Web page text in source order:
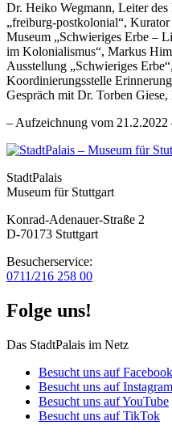
Dr. Heiko Wegmann, Leiter
„freiburg-postkolonial“,
Museum „Schwieriges Erbe –
im Kolonialismus“, Markus
Ausstellung „Schwieriges
Koordinierungsstelle
Gespräch mit Dr. Torben
– Aufzeichnung vom 21.2.2022
StadtPalais
Museum für Stuttgart
Konrad-Adenauer-Straße 2
D-70173 Stuttgart
Besucherservice:
0711/216 258 00
Folge uns!
Das StadtPalais im Netz
Besucht uns auf Facebook
Besucht uns auf Instagram
Besucht uns auf YouTube
Besucht uns auf TikTok